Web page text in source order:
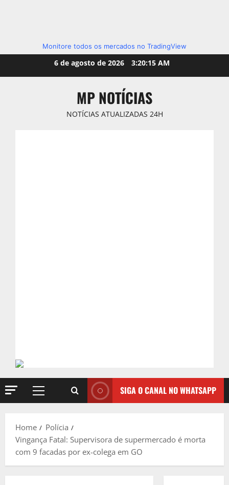
Monitore todos os mercados no TradingView
6 de agosto de 2026 3:20:17 AM
MP NOTÍCIAS
NOTÍCIAS ATUALIZADAS 24H
Primary
SIGA O CANAL NO WHATSAPP
Home
Polícia
Vingança Fatal: Supervisora de supermercado é morta
com 9 facadas por ex-colega em GO